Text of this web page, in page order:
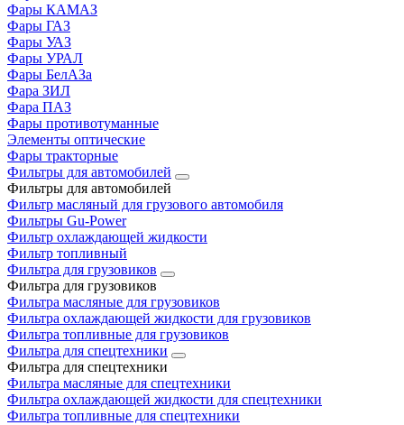
Фары КАМАЗ
Фары ГАЗ
Фары УАЗ
Фары УРАЛ
Фары БелАЗа
Фара ЗИЛ
Фара ПАЗ
Фары противотуманные
Элементы оптические
Фары тракторные
Фильтры для автомобилей
Фильтры для автомобилей
Фильтр масляный для грузового автомобиля
Фильтры Gu-Power
Фильтр охлаждающей жидкости
Фильтр топливный
Фильтра для грузовиков
Фильтра для грузовиков
Фильтра масляные для грузовиков
Фильтра охлаждающей жидкости для грузовиков
Фильтра топливные для грузовиков
Фильтра для спецтехники
Фильтра для спецтехники
Фильтра масляные для спецтехники
Фильтра охлаждающей жидкости для спецтехники
Фильтра топливные для спецтехники